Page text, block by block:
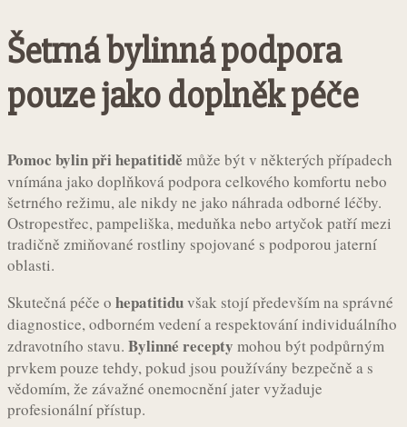
Šetrná bylinná podpora
pouze jako doplněk péče
Pomoc bylin při hepatitidě může být v některých případech
vnímána jako doplňková podpora celkového komfortu nebo
šetrného režimu, ale nikdy ne jako náhrada odborné léčby.
Ostropestřec, pampeliška, meduňka nebo artyčok patří mezi
tradičně zmiňované rostliny spojované s podporou jaterní
oblasti.
Skutečná péče o hepatitiduvšak stojí především na správné
diagnostice, odborném vedení a respektování individuálního
zdravotního stavu. Bylinné recepty mohou být podpůrným
prvkem pouze tehdy, pokud jsou používány bezpečně a s
vědomím, že závažné onemocnění jater vyžaduje
profesionální přístup.